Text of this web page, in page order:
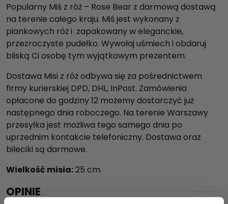
z
e
r
w
o
n
y
2
5
c
m
Popularny Miś z róż – Rose Bear z darmową dostawą
na terenie całego kraju. Miś jest wykonany z
piankowych róż i zapakowany w eleganckie,
przezroczyste pudełko. Wywołaj uśmiech i obdaruj
bliską Ci osobę tym wyjątkowym prezentem.
Dostawa Misi z róż odbywa się za pośrednictwem
firmy kurierskiej DPD, DHL, InPost. Zamówienia
opłacone do godziny 12 możemy dostarczyć już
następnego dnia roboczego. Na terenie Warszawy
przesyłka jest możliwa tego samego dnia po
uprzednim kontakcie telefoniczny. Dostawa oraz
bileciki są darmowe.
Wielkość misia:25 cm.
OPINIE